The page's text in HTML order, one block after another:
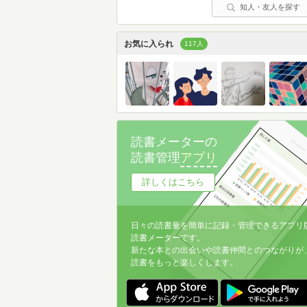
知人・友人を探す
お気に入られ 117人
読書メーターの
読書管理アプリ
詳しくはこちら
日々の読書量を簡単に記録・管理できるアプリ
読書メーターです。
新たな本との出会いや読書仲間とのつながりが
読書をもっと楽しくします。